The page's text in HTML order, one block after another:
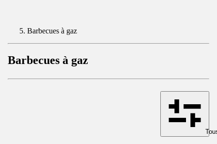
Barbecues à gaz
Barbecues à gaz